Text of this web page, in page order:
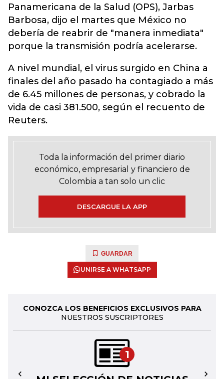
Panamericana de la Salud (OPS), Jarbas
Barbosa, dijo el martes que México no
debería de reabrir de "manera inmediata"
porque la transmisión podría acelerarse.
A nivel mundial, el virus surgido en China a
finales del año pasado ha contagiado a más
de 6.45 millones de personas, y cobrado la
vida de casi 381.500, según el recuento de
Reuters.
Toda la información del primer diario
económico, empresarial y financiero de
Colombia a tan solo un clic
DESCARGUE LA APP
GUARDAR
UNIRSE A WHATSAPP
CONOZCA LOS BENEFICIOS EXCLUSIVOS PARA
NUESTROS SUSCRIPTORES
1